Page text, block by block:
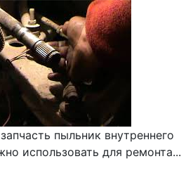
пыльник внутреннего
использовать для ремонта...